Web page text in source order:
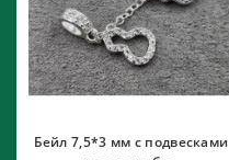
Бейл 7,5*3 мм с подвесками